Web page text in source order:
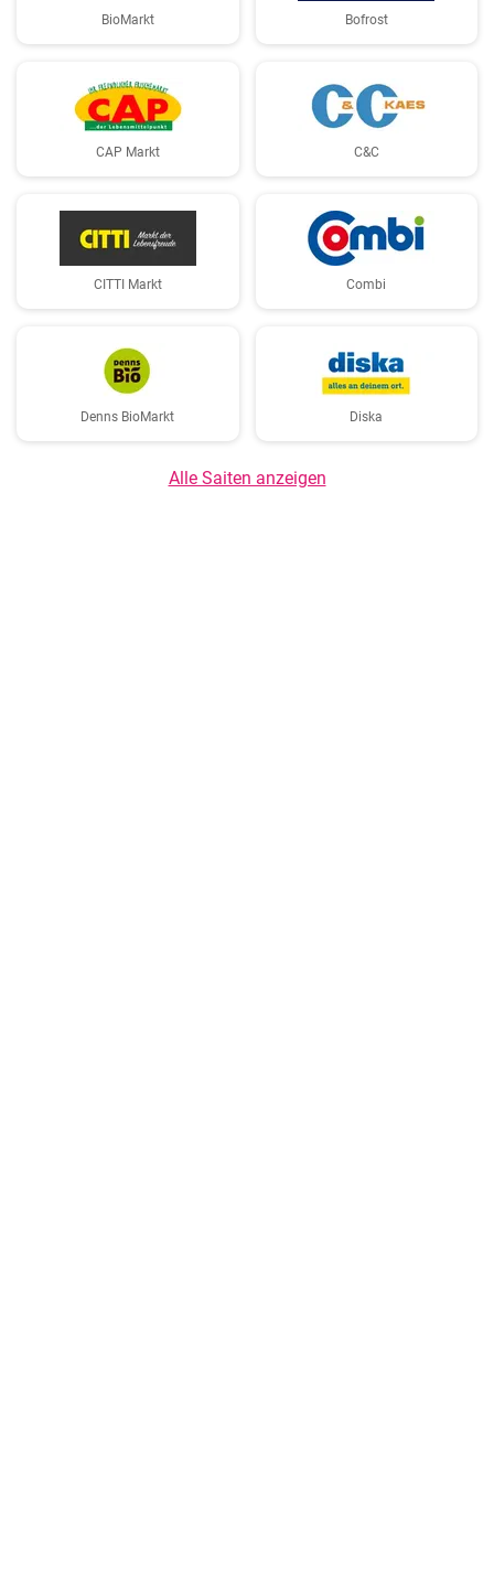
BioMarkt Bofrost
CAP Markt C&C
CITTI Markt Combi
Denns BioMarkt Diska
Alle Saiten anzeigen